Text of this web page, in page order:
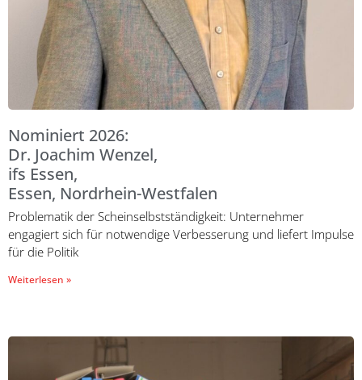
Nominiert 2026:
Dr. Joachim Wenzel,
ifs Essen,
Essen, Nordrhein-Westfalen
Problematik der Scheinselbstständigkeit: Unternehmer
engagiert sich für notwendige Verbesserung und liefert Impulse
für die Politik
Weiterlesen »